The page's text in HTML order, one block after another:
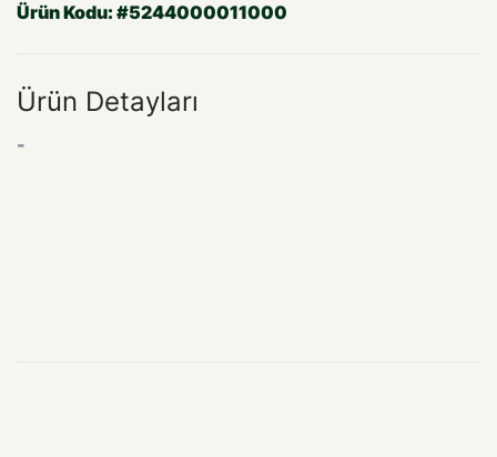
Ürün Kodu: #5244000011000
Ürün Detayları
-